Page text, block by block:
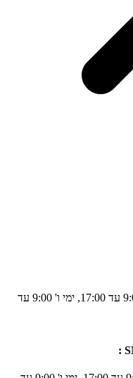
בימים א'- ה' בין השעות 9:00 עד 17:00, ימי ו' 9:00 עד